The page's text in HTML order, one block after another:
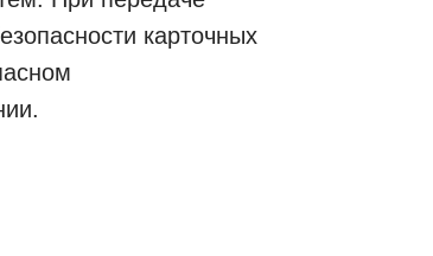
карточных